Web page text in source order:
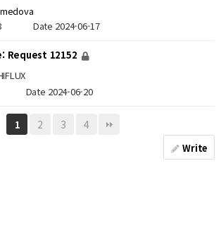
Date 2024-06-17
Request 12152
1 Date 2024-06-20
1 2 3 4
Write